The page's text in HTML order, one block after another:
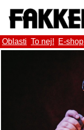
Oblasti To nej! E-shop